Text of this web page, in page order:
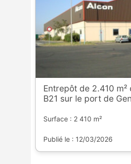
Entrepôt de 2.410 m²
B21 sur le port de
Surface : 2 410 m²
Publié le : 12/03/2026